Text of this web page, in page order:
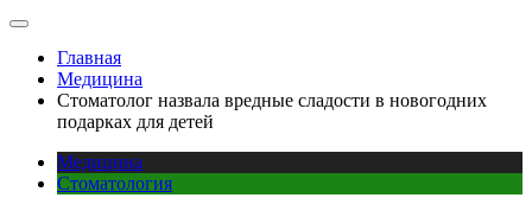
Главная
Медицина
Стоматолог назвала вредные сладости в новогодних
подарках для детей
Медицина
Стоматология